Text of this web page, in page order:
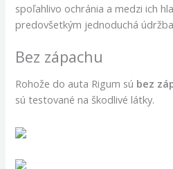
spoľahlivo ochránia a medzi ich
predovšetkým jednoduchá
Bez zápachu
Rohože do auta Rigum sú bez
sú testované na škodlivé látky.